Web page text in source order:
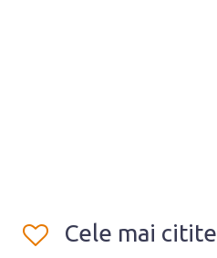
Cele mai citite